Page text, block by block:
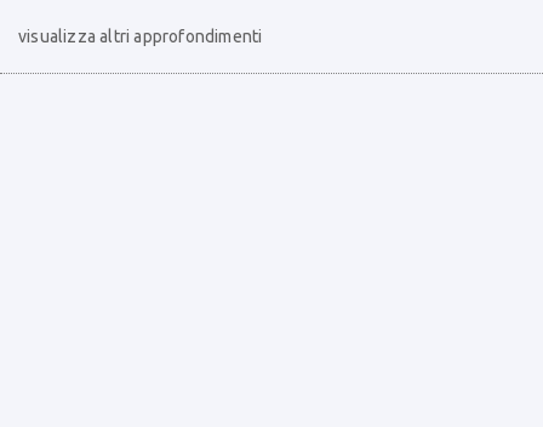
visualizza altri approfondimenti